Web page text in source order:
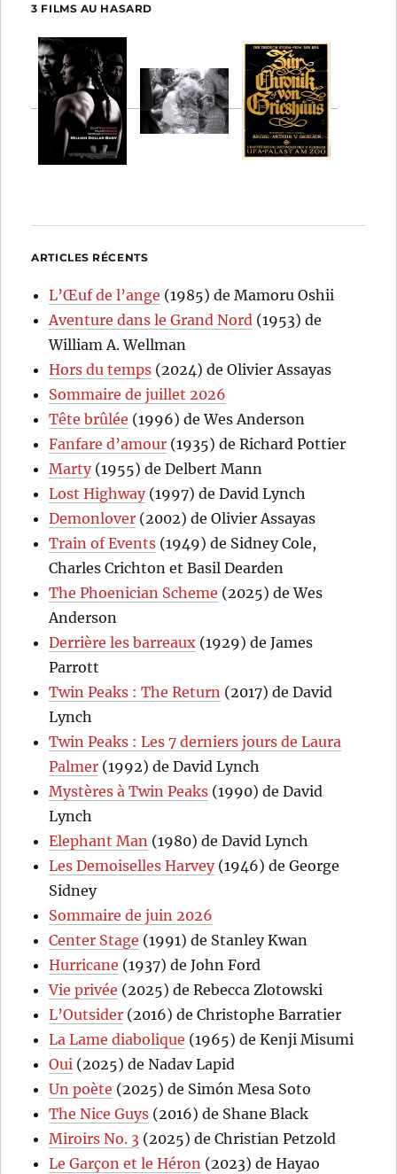
3 FILMS AU HASARD
ARTICLES RÉCENTS
L’Œuf de l’ange (1985) de Mamoru Oshii
Aventure dans le Grand Nord (1953) de
William A. Wellman
Hors du temps (2024) de Olivier Assayas
Sommaire de juillet 2026
Tête brûlée (1996) de Wes Anderson
Fanfare d’amour (1935) de Richard Pottier
Marty(1955) de Delbert Mann
Lost Highway(1997) de David Lynch
Demonlover (2002) de Olivier Assayas
Train of Events (1949) de Sidney Cole,
Charles Crichton et Basil Dearden
The Phoenician Scheme (2025) de Wes
Anderson
Derrière les barreaux (1929) de James
Parrott
Twin Peaks : The Return (2017) de David
Lynch
Twin Peaks : Les 7 derniers jours de Laura
Palmer (1992) de David Lynch
Mystères à Twin Peaks (1990) de David
Lynch
Elephant Man (1980) de David Lynch
Les Demoiselles Harvey(1946) de George
Sidney
Sommaire de juin 2026
Center Stage (1991) de Stanley Kwan
Hurricane (1937) de John Ford
Vie privée (2025) de Rebecca Zlotowski
L’Outsider (2016) de Christophe Barratier
La Lame diabolique (1965) de Kenji Misumi
Oui (2025) de Nadav Lapid
Un poète (2025) de Simón Mesa Soto
The Nice Guys (2016) de Shane Black
Miroirs No. 3 (2025) de Christian Petzold
Le Garçon et le Héron (2023) de Hayao